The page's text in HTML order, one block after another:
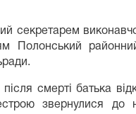
секретарем
Полонський
смерті батька
звернулися до